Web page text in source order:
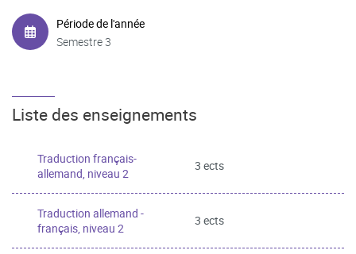
Période de l'année
Semestre 3
Liste des enseignements
Traduction français-
allemand, niveau 2
3 ects
Traduction allemand -
français, niveau 2
3 ects